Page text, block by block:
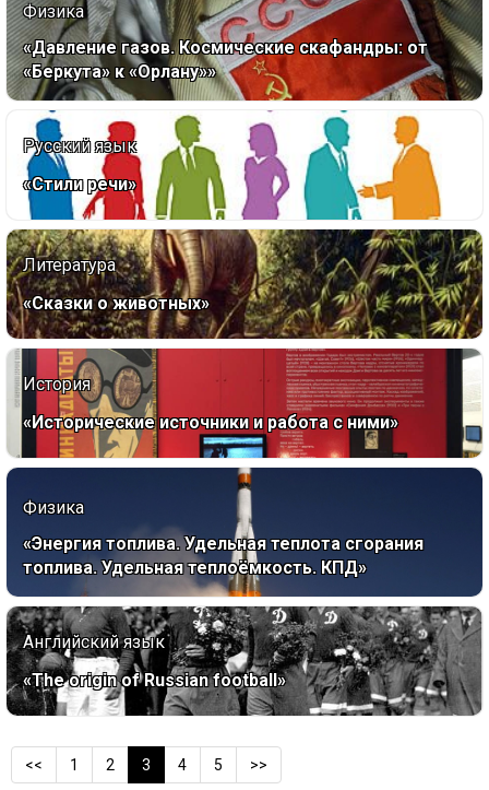
Физика
«Давление газов. Космические скафандры: от
«Беркута» к «Орлану»»
Русский язык
«Стили речи»
Литература
«Сказки о животных»
История
«Исторические источники и работа с ними»
Физика
«Энергия топлива. Удельная теплота сгорания
топлива. Удельная теплоёмкость. КПД»
Английский язык
«The origin of Russian football»
<< 1 2 3 4 5 >>